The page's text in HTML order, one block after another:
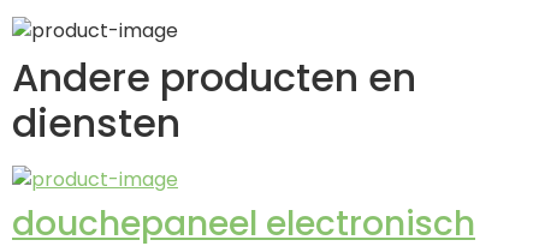
Andere producten en
diensten
douchepaneel electronisch